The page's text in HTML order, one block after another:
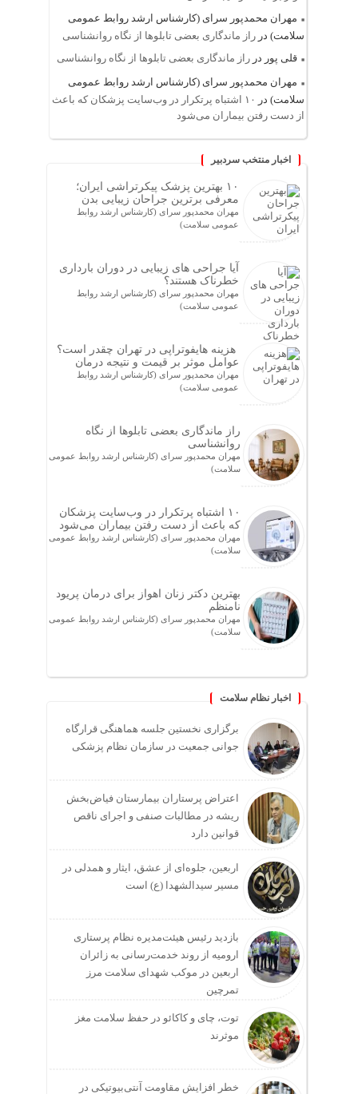
مهران محمدپور سرای (کارشناس ارشد روابط عمومی
سلامت) در راز ماندگاری بعضی تابلوها از نگاه روانشناسی
قلی پور در راز ماندگاری بعضی تابلوها از نگاه روانشناسی
مهران محمدپور سرای (کارشناس ارشد روابط عمومی
سلامت) در
۱۰ اشتباه پرتکرار در وب‌سایت پزشکان که باعث
از دست رفتن بیماران می‌شود
اخبار منتخب سردبیر
۱۰ بهترین پزشک پیکرتراشی ایران؛
معرفی برترین جراحان زیبایی بدن
مهران محمدپور سرای (کارشناس ارشد روابط
عمومی سلامت)
آیا جراحی های زیبایی در دوران بارداری
خطرناک هستند؟
مهران محمدپور سرای (کارشناس ارشد روابط
عمومی سلامت)
هزینه هایفوتراپی در تهران چقدر است؟
عوامل موثر بر قیمت و نتیجه درمان
مهران محمدپور سرای (کارشناس ارشد روابط
عمومی سلامت)
راز ماندگاری بعضی تابلوها از نگاه
روانشناسی
مهران محمدپور سرای (کارشناس ارشد روابط عمومی
سلامت)
۱۰ اشتباه پرتکرار در وب‌سایت پزشکان
که باعث از دست رفتن بیماران می‌شود
مهران محمدپور سرای (کارشناس ارشد روابط عمومی
سلامت)
بهترین دکتر زنان اهواز برای درمان پریود
نامنظم
مهران محمدپور سرای (کارشناس ارشد روابط عمومی
سلامت)
اخبار نظام سلامت
برگزاری نخستین جلسه هماهنگی قرارگاه
جوانی جمعیت در سازمان نظام پزشکی
اعتراض پرستاران بیمارستان فیاض‌بخش
ریشه در مطالبات صنفی و اجرای ناقص
قوانین دارد
اربعین، جلوه‌ای از عشق، ایثار و همدلی در
مسیر سیدالشهدا (ع) است
بازدید رئیس هیئت‌مدیره نظام پرستاری
ارومیه از روند خدمت‌رسانی به زائران
اربعین در موکب شهدای سلامت مرز
تمرچین
توت، چای و کاکائو در حفظ سلامت مغز
موثرند
خطر افزایش مقاومت آنتی‌بیوتیکی در